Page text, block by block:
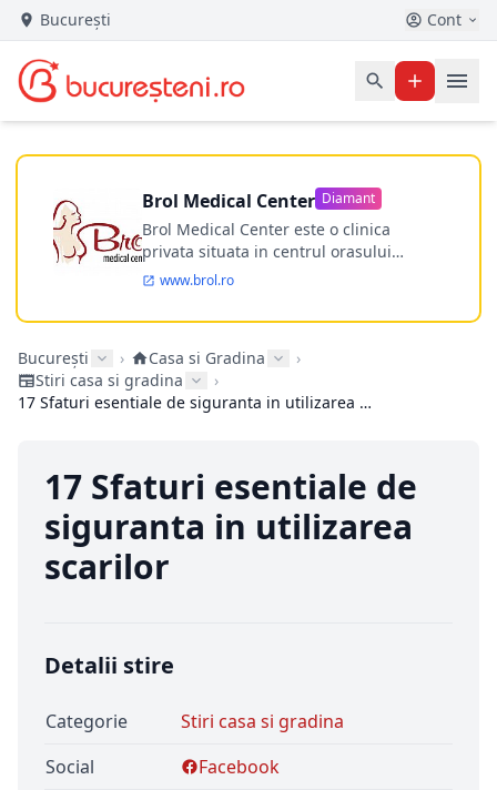
București Cont
Brol Medical Center Diamant
Brol Medical Center este o clinica
privata situata in centrul orasului
Timisoara avand o experienta de
Incepand din anul 2009 clinica isi
ultramodern.
www.brol.ro
București › Casa si Gradina
›
Stiri casa si gradina
›
17 Sfaturi esentiale de siguranta in utilizarea scarilor
17 Sfaturi esentiale de
siguranta in utilizarea
scarilor
Detalii stire
Categorie
Stiri casa si gradina
Social
Facebook